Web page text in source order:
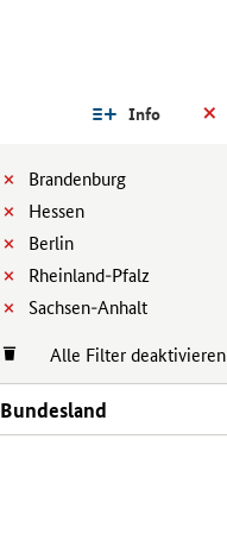
Info
Brandenburg
Hessen
Berlin
Rheinland-Pfalz
Sachsen-Anhalt
Alle Filter deaktivieren
Bundesland